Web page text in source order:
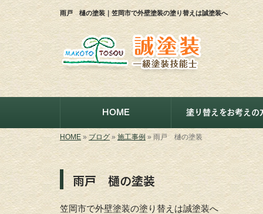
雨戸 樋の塗装｜笠岡市で外壁塗装の塗り替えは誠塗装へ
HOME 塗り替えをお考えの
HOME » ブログ» 施工事例 » 雨戸 樋の塗装
雨戸 樋の塗装
笠岡市で外壁塗装の塗り替えは誠塗装へ